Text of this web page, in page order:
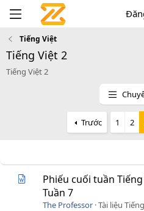
Tiếng Việt
Tiếng Việt 2
Tiếng Việt 2
Trước 1 2
Phiếu cuối tuần
Tuần 7
The Professor Tài liệu